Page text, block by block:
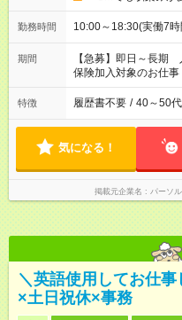
勤務時間 10:00～18:30(実働7
期間
【急募】即日～長
保険加入対象のお仕
特徴 履歴書不要 / 40～50
気になる！
掲載元企業名 パーソ
＼英語使用してお仕
×土日祝休×事務